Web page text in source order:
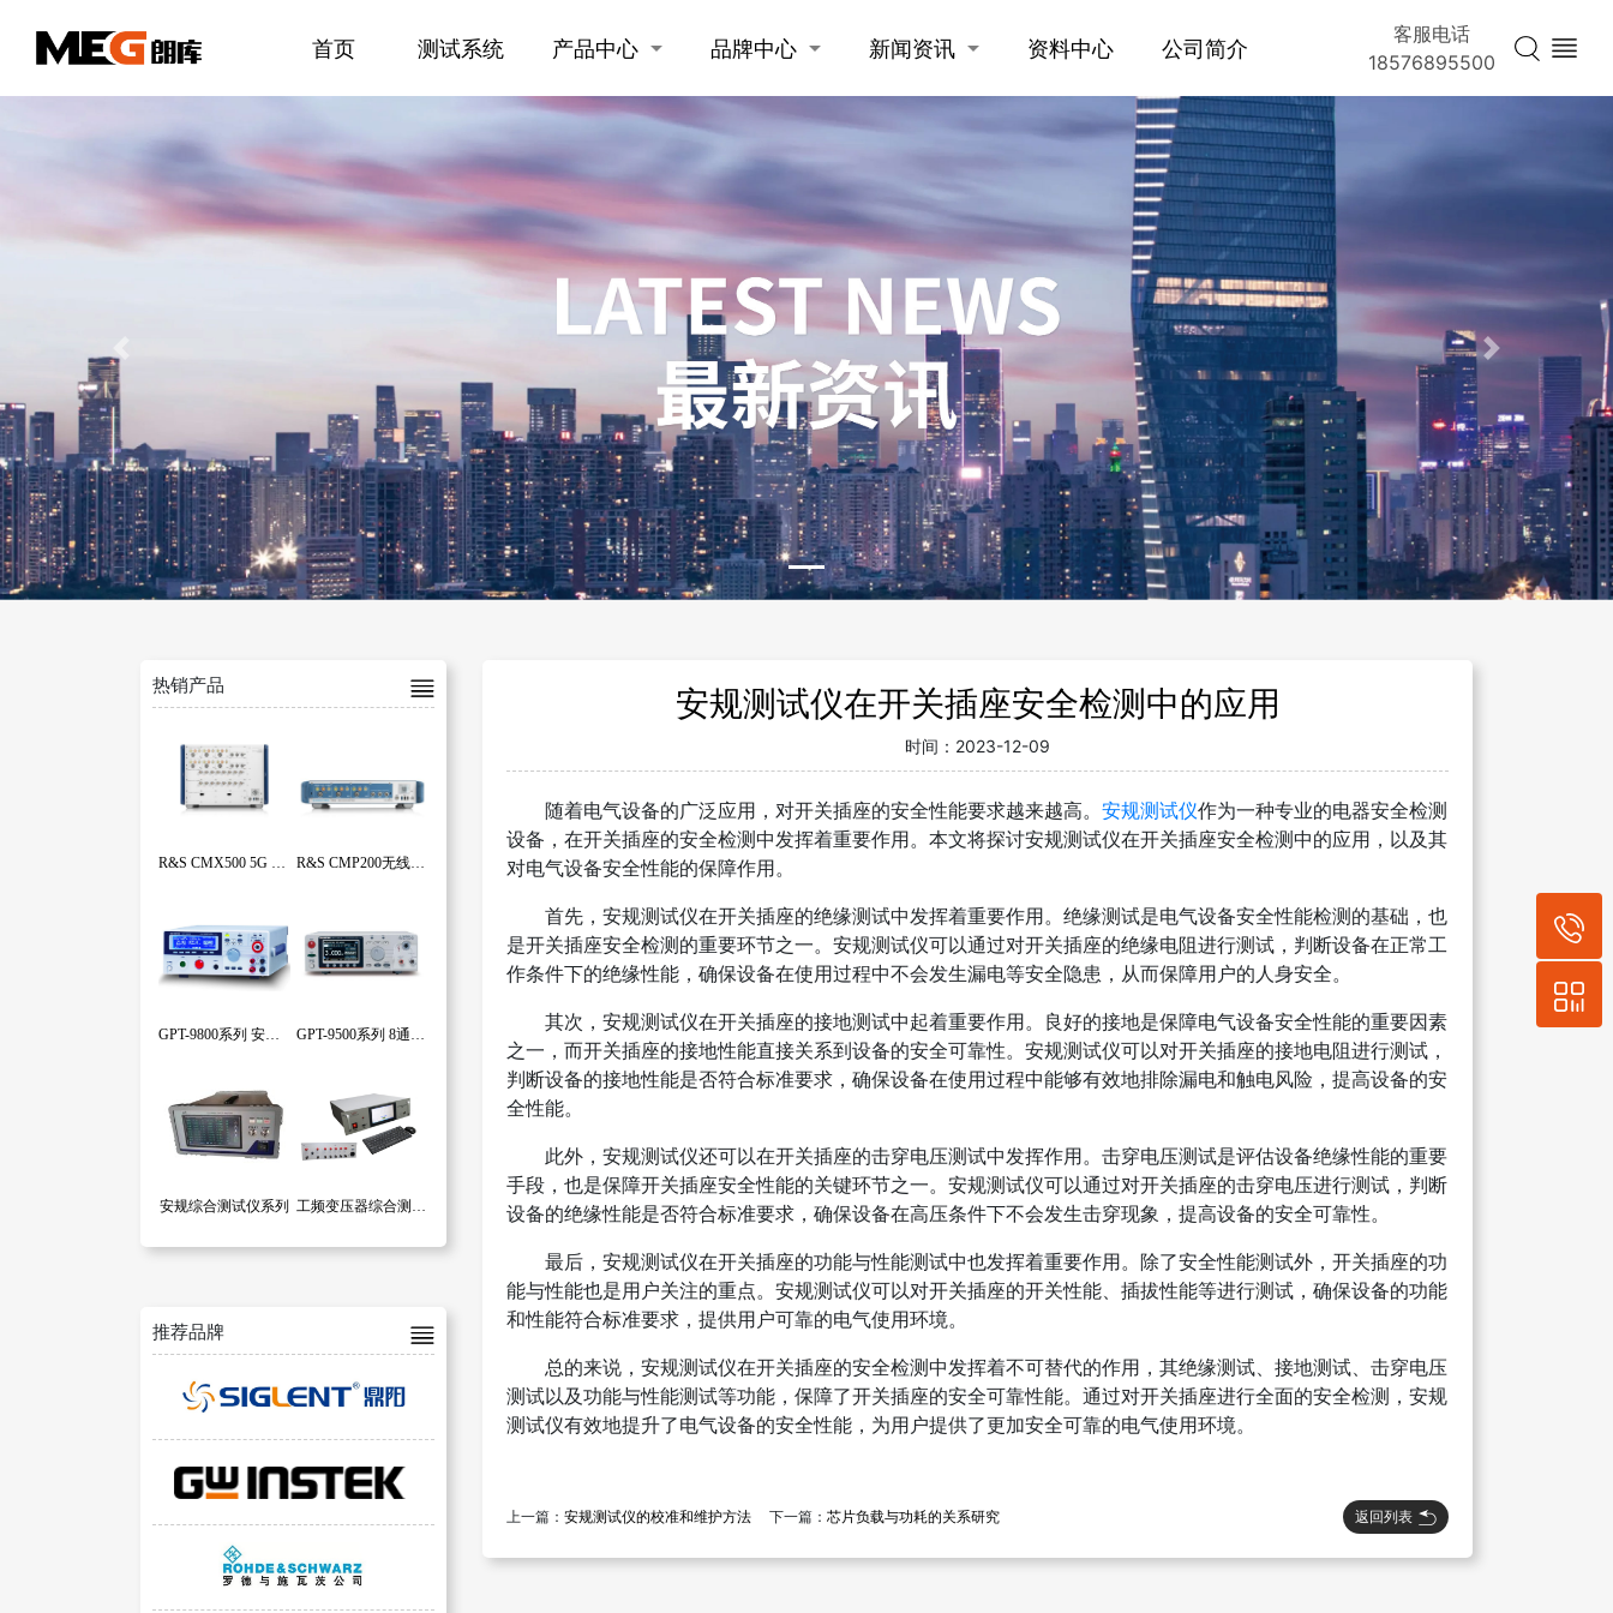
首页 测试系统 产品中心 品牌中心 新闻资讯 资料中心 公司简介
客服电话
18576895500
Previous Next
热销产品
R&S CMX500 5G 一体化信令测试仪 R&S CMP200无线电通信测试仪
GPT-9800系列 安规测试仪(GPT-9801,GPT-9802,GPT-9803,GPT-9804) GPT-9500系列 8通道安规测试仪(GPT-9503,GPT-9513)
安规综合测试仪系列 工频变压器综合测试仪器VR-905C
推荐品牌
安规测试仪在开关插座安全检测中的应用
时间： 2023-12-09
随着电气设备的广泛应用，对开关插座的安全性能要求越来越高。 安规测试仪作为一种专业的电器安全检测
设备，在开关插座的安全检测中发挥着重要作用。本文将探讨安规测试仪在开关插座安全检测中的应用，以及其
对电气设备安全性能的保障作用。
首先，安规测试仪在开关插座的绝缘测试中发挥着重要作用。绝缘测试是电气设备安全性能检测的基础，也
是开关插座安全检测的重要环节之一。安规测试仪可以通过对开关插座的绝缘电阻进行测试，判断设备在正常工
作条件下的绝缘性能，确保设备在使用过程中不会发生漏电等安全隐患，从而保障用户的人身安全。
其次，安规测试仪在开关插座的接地测试中起着重要作用。良好的接地是保障电气设备安全性能的重要因素
之一，而开关插座的接地性能直接关系到设备的安全可靠性。安规测试仪可以对开关插座的接地电阻进行测试，
判断设备的接地性能是否符合标准要求，确保设备在使用过程中能够有效地排除漏电和触电风险，提高设备的安
全性能。
此外，安规测试仪还可以在开关插座的击穿电压测试中发挥作用。击穿电压测试是评估设备绝缘性能的重要
手段，也是保障开关插座安全性能的关键环节之一。安规测试仪可以通过对开关插座的击穿电压进行测试，判断
设备的绝缘性能是否符合标准要求，确保设备在高压条件下不会发生击穿现象，提高设备的安全可靠性。
最后，安规测试仪在开关插座的功能与性能测试中也发挥着重要作用。除了安全性能测试外，开关插座的功
能与性能也是用户关注的重点。安规测试仪可以对开关插座的开关性能、插拔性能等进行测试，确保设备的功能
和性能符合标准要求，提供用户可靠的电气使用环境。
总的来说，安规测试仪在开关插座的安全检测中发挥着不可替代的作用，其绝缘测试、接地测试、击穿电压
测试以及功能与性能测试等功能，保障了开关插座的安全可靠性能。通过对开关插座进行全面的安全检测，安规
测试仪有效地提升了电气设备的安全性能，为用户提供了更加安全可靠的电气使用环境。
上一篇： 安规测试仪的校准和维护方法 下一篇： 芯片负载与功耗的关系研究 返回列表